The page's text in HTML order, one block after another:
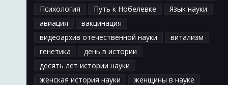
Психология
Путь к Нобелевке
Язык науки
авиация
вакцинация
видеоархив отечественной науки
витализм
генетика
день в истории
десять лет истории науки
женская история науки
женщины в науке